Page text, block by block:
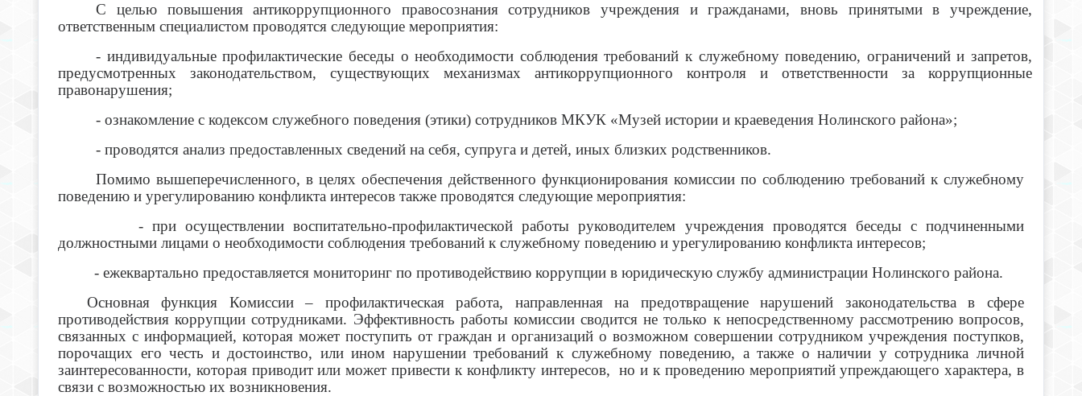
С целью повышения антикоррупционного правосознания сотрудников учреждения и гражданами, вновь принятыми в учреждение,
ответственным специалистом проводятся следующие мероприятия:
- индивидуальные профилактические беседы о необходимости соблюдения требований к служебному поведению, ограничений и запретов,
предусмотренных законодательством, существующих механизмах антикоррупционного контроля и ответственности за коррупционные
правонарушения;
- ознакомление с кодексом служебного поведения (этики) сотрудников МКУК «Музей истории и краеведения Нолинского района»;
- проводятся анализ предоставленных сведений на себя, супруга и детей, иных близких родственников.
Помимо вышеперечисленного, в целях обеспечения действенного функционирования комиссии по соблюдению требований к служебному
поведению и урегулированию конфликта интересов также проводятся следующие мероприятия:
- при осуществлении воспитательно-профилактической работы руководителем учреждения проводятся беседы с подчиненными
должностными лицами о необходимости соблюдения требований к служебному поведению и урегулированию конфликта интересов;
- ежеквартально предоставляется мониторинг по противодействию коррупции в юридическую службу администрации Нолинского района.
Основная функция Комиссии – профилактическая работа, направленная на предотвращение нарушений законодательства в сфере
противодействия коррупции сотрудниками. Эффективность работы комиссии сводится не только к непосредственному рассмотрению вопросов,
связанных с информацией, которая может поступить от граждан и организаций о возможном совершении сотрудником учреждения поступков,
порочащих его честь и достоинство, или ином нарушении требований к служебному поведению, а также о наличии у сотрудника личной
заинтересованности, которая приводит или может привести к конфликту интересов, но и к проведению мероприятий упреждающего характера, в
связи с возможностью их возникновения.